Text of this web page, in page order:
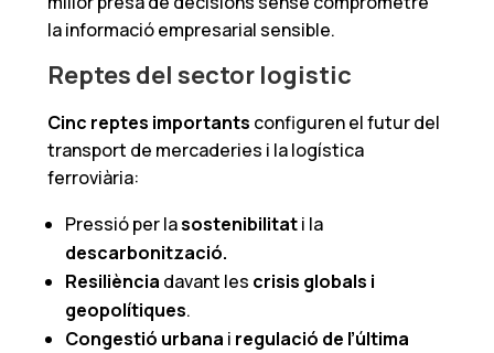
la informació empresarial sensible.
Reptes del sector logistic
Cinc reptes importants configuren el futur del
transport de mercaderies i la logística
ferroviària:
Pressió per lasostenibilitati la
descarbonització.
Resiliència davant les crisis globals i
geopolítiques.
Congestió urbana i regulació de l’última